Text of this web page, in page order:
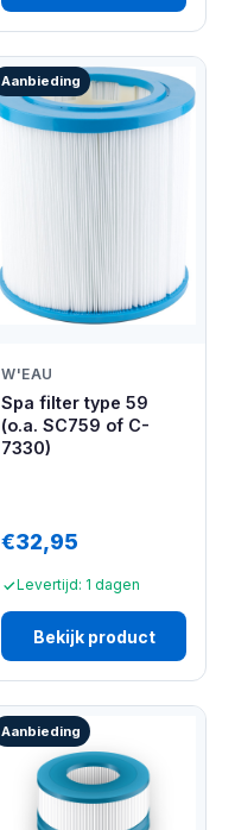
Aanbieding
W'EAU
Spa filter type 59
(o.a. SC759 of C-
7330)
€32,95
Levertijd: 1 dagen
Bekijk product
Aanbieding